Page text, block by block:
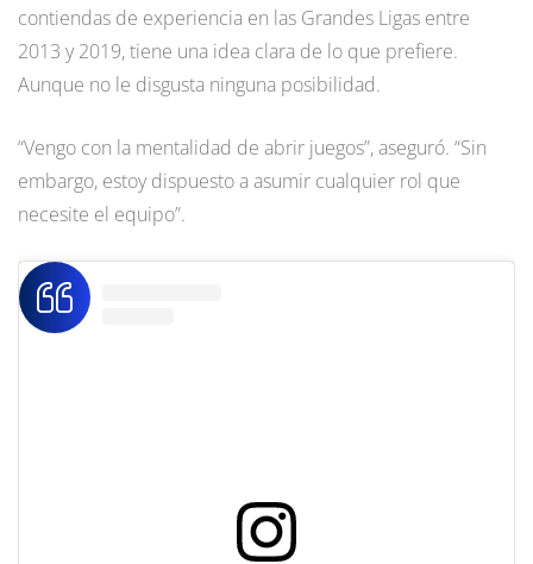
contiendas de experiencia en las Grandes Ligas entre
2013 y 2019, tiene una idea clara de lo que prefiere.
Aunque no le disgusta ninguna posibilidad.
“Vengo con la mentalidad de abrir juegos”, aseguró. “Sin
embargo, estoy dispuesto a asumir cualquier rol que
necesite el equipo”.